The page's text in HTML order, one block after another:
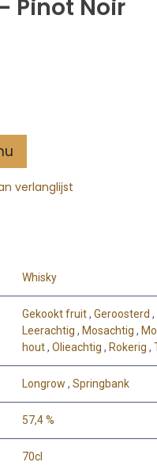
Pinot Noir
verlanglijst
Whisky
Gekookt fruit, Geroosterd ,
Leerachtig , Mosachtig ,
hout, Olieachtig , Rokerig ,
Longrow , Springbank
57,4 %
70cl